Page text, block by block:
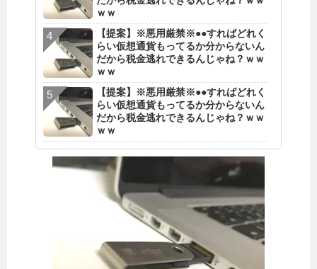
ｗｗ
【提案】※悪用厳禁※●●すればどれく
らい仮想通貨もってるか分からないん
だから税金逃れできるんじゃね？ｗｗ
ｗｗ
【提案】※悪用厳禁※●●すればどれく
らい仮想通貨もってるか分からないん
だから税金逃れできるんじゃね？ｗｗ
ｗｗ